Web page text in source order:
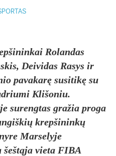
Rolandas
Deividas Rasys ir
pavakarę susitikę su
Klišoniu.
surengtas gražia proga
krepšininkų
Marselyje
vieta FIBA